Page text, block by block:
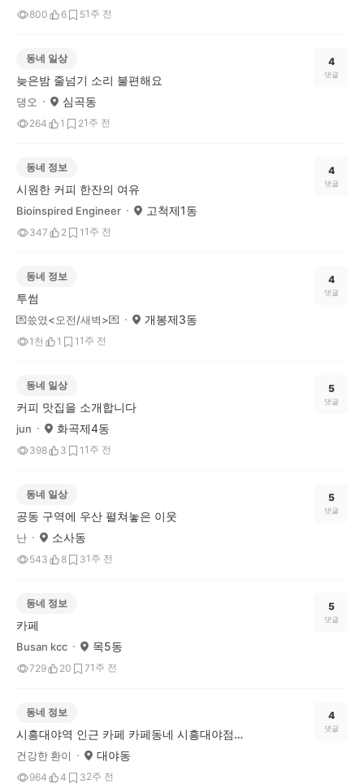
800 6 51주 전
동네 일상
늦은밤 줄넘기 소리 불편해요
댕오 심곡동
264 1 21주 전
4
댓글
동네 정보
시원한 커피 한잔의 여유
Bioinspired Engineer 고척제1동
347 2 1 1주 전
4
댓글
동네 정보
투썸
💌쑸였<오전/새벽>💌 개봉제3동
1천 1 1 1주 전
4
댓글
동네 일상
커피 맛집을 소개합니다
jun 화곡제4동
398 3 1 1주 전
5
댓글
동네 일상
공동 구역에 우산 펼쳐놓은 이웃
난 소사동
543 8 31주 전
5
댓글
동네 정보
카페
Busan kcc 목5동
729 20 71주 전
5
댓글
동네 정보
시흥대야역 인근 카페 카페동네 시흥대야점을 소개합니다
건강한 환이 대야동
964 4 32주 전
4
댓글